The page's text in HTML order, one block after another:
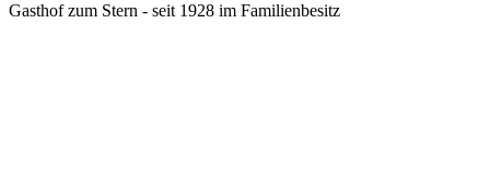
Gasthof zum Stern - seit 1928 im Familienbesitz